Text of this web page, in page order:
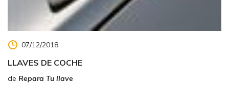
07/12/2018
LLAVES DE COCHE
de Repara Tu llave